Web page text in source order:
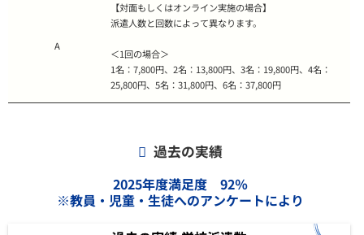
A
【対面もしくはオンライン実施の場合】
派遣人数と回数によって異なります。
＜1回の場合＞
1名：7,800円、2名：13,800円、3名：19,800円、4名：
25,800円、5名：31,800円、6名：37,800円
過去の実績
2025年度満足度 92％
※教員・児童・生徒へのアンケートにより